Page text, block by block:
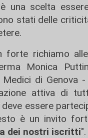
una scelta
stati delle
forte richiamo
Monica
Medici di Genova
attiva di
deve essere
è un invito
dei nostri iscritti".